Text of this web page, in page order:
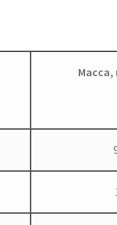
Масса,